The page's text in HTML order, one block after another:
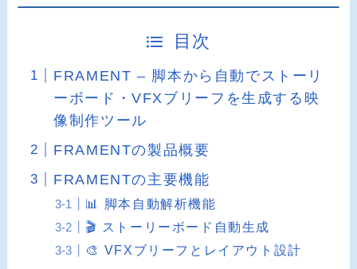
目次
FRAMENT – 脚本から自動でストーリ
ーボード・VFXブリーフを生成する映
像制作ツール
FRAMENTの製品概要
FRAMENTの主要機能
📊 脚本自動解析機能
🎬 ストーリーボード自動生成
🎨 VFXブリーフとレイアウト設計